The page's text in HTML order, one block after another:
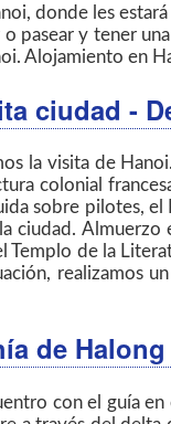
donde les
pasear y tener
Alojamiento en
ciudad -
la visita de
colonial
sobre pilotes,
ciudad.
Templo de la
realizamos
de Halong
con el guía